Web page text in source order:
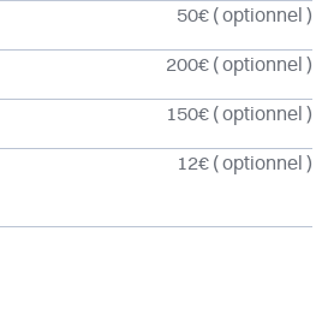
50€ ( optionnel )
200€ ( optionnel )
150€ ( optionnel )
12€ ( optionnel )